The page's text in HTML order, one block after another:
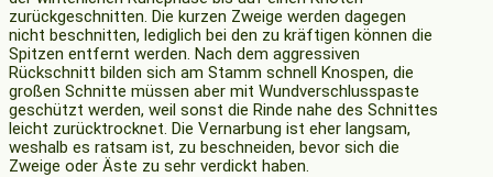
zurückgeschnitten. Die kurzen Zweige werden dagegen
nicht beschnitten, lediglich bei den zu kräftigen können die
Spitzen entfernt werden. Nach dem aggressiven
Rückschnitt bilden sich am Stamm schnell Knospen, die
großen Schnitte müssen aber mit Wundverschlusspaste
geschützt werden, weil sonst die Rinde nahe des Schnittes
leicht zurücktrocknet. Die Vernarbung ist eher langsam,
weshalb es ratsam ist, zu beschneiden, bevor sich die
Zweige oder Äste zu sehr verdickt haben.